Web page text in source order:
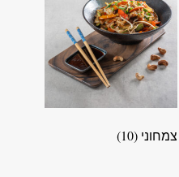
צמחוני (10)